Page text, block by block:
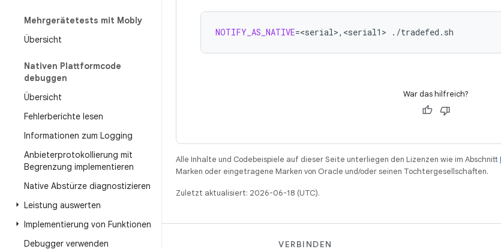
Mehrgerätetests mit Mobly
Übersicht
Nativen Plattformcode
debuggen
Übersicht
Fehlerberichte lesen
Informationen zum Logging
Anbieterprotokollierung mit
Begrenzung implementieren
Native Abstürze diagnostizieren
Leistung auswerten
Implementierung von Funktionen
Debugger verwenden
NOTIFY_AS_NATIVE=<serial>,<serial1>
War das hilfreich?
Alle Inhalte und Codebeispiele auf dieser Seite unterliegen den Lizenzen wie im Abschnitt
Marken oder eingetragene Marken von Oracle und/oder seinen Tochtergesellschaften.
Zuletzt aktualisiert: 2026-06-18 (UTC).
BUILD VERBINDEN